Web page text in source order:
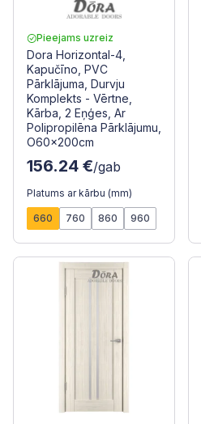
Pieejams uzreiz
Dora Horizontal-4,
Kapučīno, PVC
Pārklājuma, Durvju
Komplekts - Vērtne,
Kārba, 2 Eņģes, Ar
Polipropilēna Pārklājumu,
O60x200cm
156.24 €/gab
Platums ar kārbu (mm)
660 760 860 960